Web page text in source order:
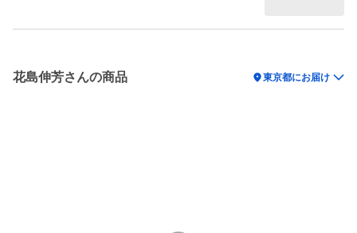
花島伸芳さんの商品 location_on東京都にお届け